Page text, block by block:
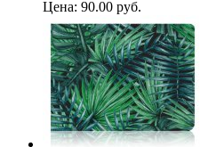
Цена: 90.00 руб.